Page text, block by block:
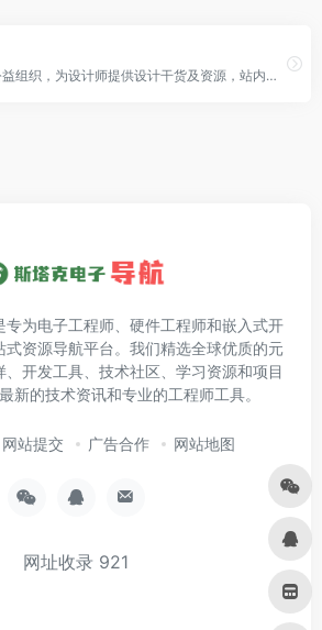
奇迹秀是一个公益组织，为设计师提供设计干货及资源，站内所有收集的资源都能免费下载，且资源都经过组织成员测试后再发布，保证资源绿色，大家可放心使用，
专为电子工程师、硬件工程师和嵌入式开
式资源导航平台。我们精选全球优质的元
开发工具、技术社区、学习资源和项目
新的技术资讯和专业的工程师工具。
网站提交 广告合作 网站地图
网址收录 921